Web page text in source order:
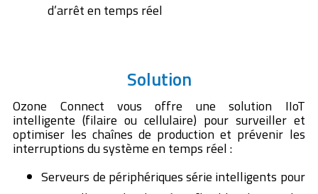
d’arrêt en temps réel
Solution
Ozone Connect vous offre une solution IIoT
intelligente (filaire ou cellulaire) pour surveiller et
optimiser les chaînes de productionet prévenir les
interruptions du système en temps réel :
Serveurs de périphériques série intelligents pour